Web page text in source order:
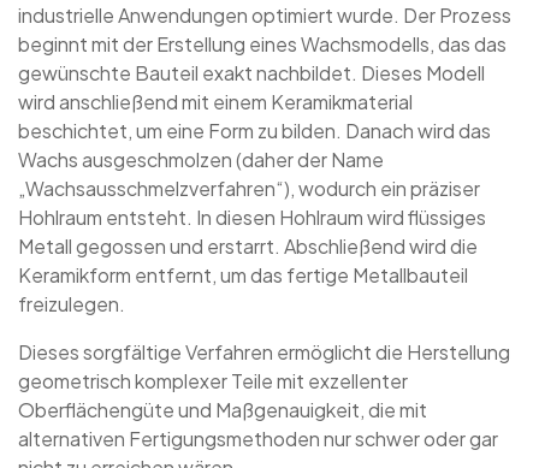
industrielle Anwendungen optimiert wurde. Der Prozess
beginnt mit der Erstellung eines Wachsmodells, das das
gewünschte Bauteil exakt nachbildet. Dieses Modell
wird anschließend mit einem Keramikmaterial
beschichtet, um eine Form zu bilden. Danach wird das
Wachs ausgeschmolzen (daher der Name
„Wachsausschmelzverfahren“), wodurch ein präziser
Hohlraum entsteht. In diesen Hohlraum wird flüssiges
Metall gegossen und erstarrt. Abschließend wird die
Keramikform entfernt, um das fertige Metallbauteil
freizulegen.
Dieses sorgfältige Verfahren ermöglicht die Herstellung
geometrisch komplexer Teile mit exzellenter
Oberflächengüte und Maßgenauigkeit, die mit
alternativen Fertigungsmethoden nur schwer oder gar